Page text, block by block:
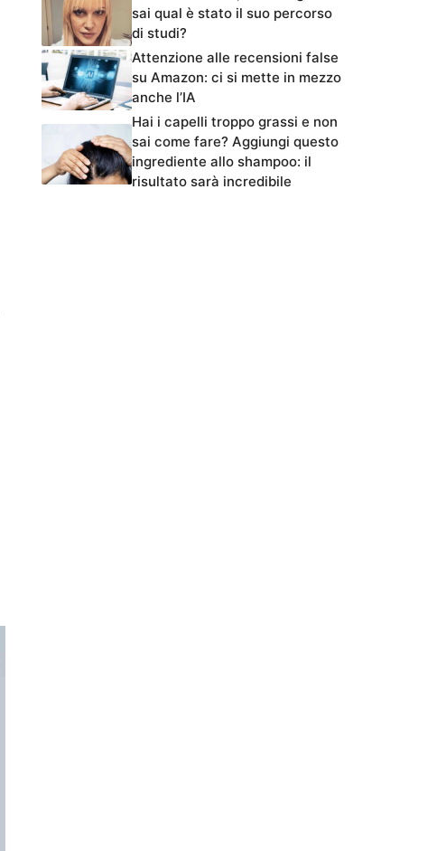
sai qual è stato il suo percorso
di studi?
Attenzione alle recensioni false
su Amazon: ci si mette in mezzo
anche l’IA
Hai i capelli troppo grassi e non
sai come fare? Aggiungi questo
ingrediente allo shampoo: il
risultato sarà incredibile